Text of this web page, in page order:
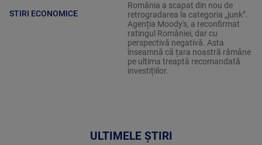
STIRI ECONOMICE
România a scapat din nou de
retrogradarea la categoria „junk”.
Agenția Moody's, a reconfirmat
ratingul României, dar cu
perspectivă negativă. Asta
înseamnă că țara noastră rămâne
pe ultima treaptă recomandată
investițiilor.
ULTIMELE ȘTIRI